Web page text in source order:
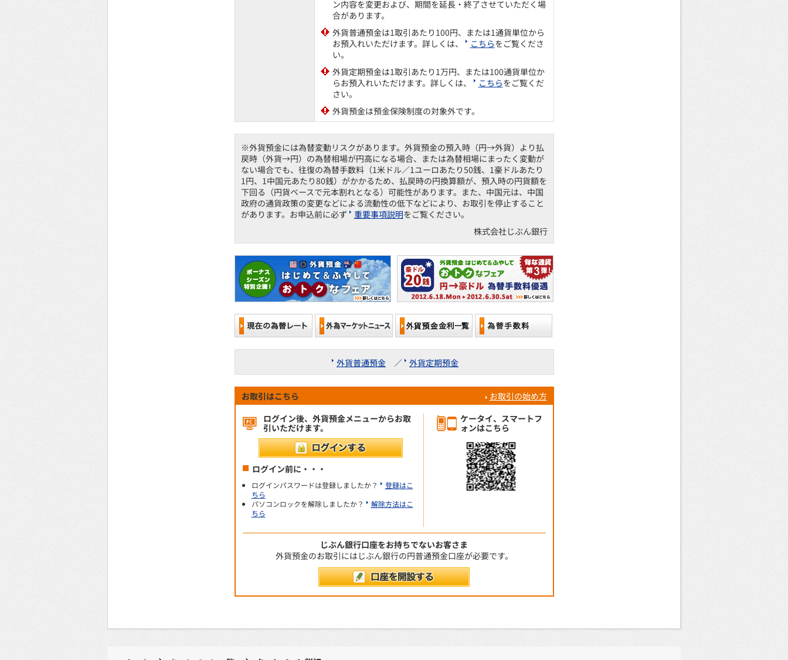
ン内容を変更および、期間を延長・終了させていただく場
合があります。
外貨普通預金は1取引あたり100円、または1通貨単位から
お預入れいただけます。詳しくは、
こちらをご覧くださ
い。
外貨定期預金は1取引あたり1万円、または100通貨単位か
らお預入れいただけます。詳しくは、
こちらをご覧くだ
さい。
外貨預金は預金保険制度の対象外です。
※外貨預金には為替変動リスクがあります。外貨預金の預入時（円→外貨）より払
戻時（外貨→円）の為替相場が円高になる場合、または為替相場にまったく変動が
ない場合でも、往復の為替手数料（1米ドル／1ユーロあたり50銭、1豪ドルあたり
1円、1中国元あたり80銭）がかかるため、払戻時の円換算額が、預入時の円貨額を
下回る（円貨ベースで元本割れとなる）可能性があります。また、中国元は、中国
政府の通貨政策の変更などによる流動性の低下などにより、お取引を停止すること
があります。お申込前に必ず
重要事項説明をご覧ください。
株式会社じぶん銀行
外貨普通預金 ／ 外貨定期預金
お取引はこちら
お取引の始め方
ログイン後、外貨預金メニューからお取
引いただけます。
ログイン前に・・・
ログインパスワードは登録しましたか？
登録はこ
ちら
パソコンロックを解除しましたか？
解除方法はこ
ちら
ケータイ、スマートフ
ォンはこちら
じぶん銀行口座をお持ちでないお客さま
外貨預金のお取引にはじぶん銀行の円普通預金口座が必要です。